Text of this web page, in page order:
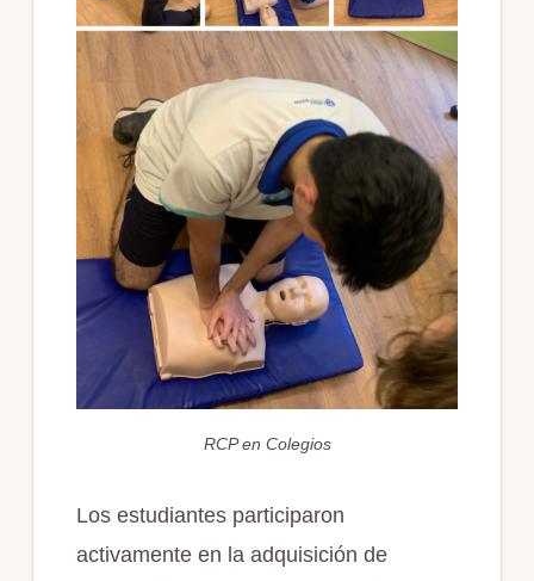
RCP en Colegios
Los estudiantes participaron
activamente en la adquisición de